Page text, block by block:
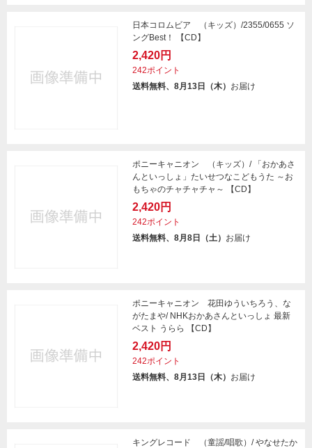
日本コロムビア （キッズ）/2355/0655 ソ
ングBest！ 【CD】
2,420円
242ポイント
送料無料、8月13日（木） お届け
ポニーキャニオン （キッズ）/ 「おかあさ
んといっしょ」たいせつなこどもうた ～お
もちゃのチャチャチャ～ 【CD】
2,420円
242ポイント
送料無料、8月8日（土） お届け
ポニーキャニオン 花田ゆういちろう、な
がたまや/ NHKおかあさんといっしょ 最新
ベスト うらら 【CD】
2,420円
242ポイント
送料無料、8月13日（木） お届け
キングレコード （童謡/唱歌）/ やなせたか